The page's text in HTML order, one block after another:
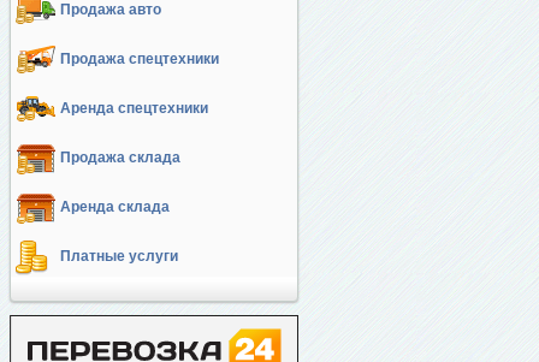
Продажа авто
Продажа спецтехники
Аренда спецтехники
Продажа склада
Аренда склада
Платные услуги